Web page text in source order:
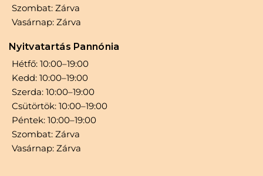
Szombat: Zárva
Vasárnap: Zárva
Nyitvatartás Pannónia
Hétfő: 10:00–19:00
Kedd: 10:00–19:00
Szerda: 10:00–19:00
Csütörtök: 10:00–19:00
Péntek: 10:00–19:00
Szombat: Zárva
Vasárnap: Zárva